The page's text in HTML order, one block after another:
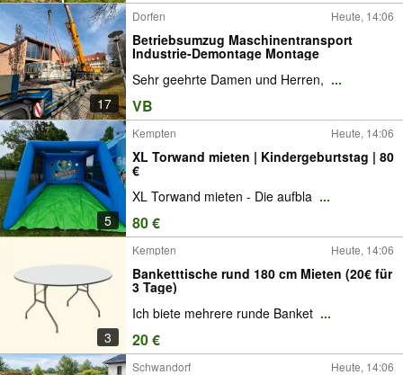
17
Dorfen Heute, 14:06
Betriebsumzug Maschinentransport
Industrie-Demontage Montage
Sehr geehrte Damen und Herren, ...
VB
5
Kempten Heute, 14:06
XL Torwand mieten | Kindergeburtstag | 80
€
XL Torwand mieten - Die aufbla ...
80 €
3
Kempten Heute, 14:06
Banketttische rund 180 cm Mieten (20€ für
3 Tage)
Ich biete mehrere runde Banket ...
20 €
Schwandorf Heute, 14:06